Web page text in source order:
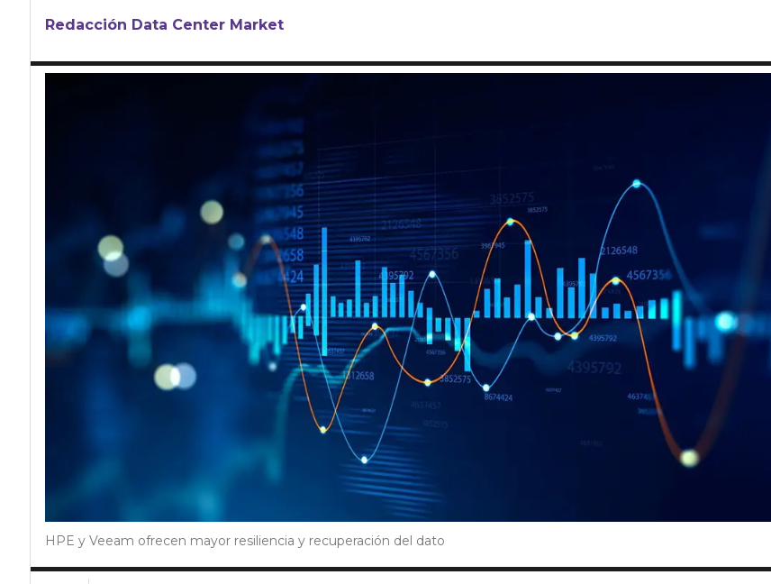
Redacción Data Center Market
HPE y Veeam ofrecen mayor resiliencia y recuperación del dato